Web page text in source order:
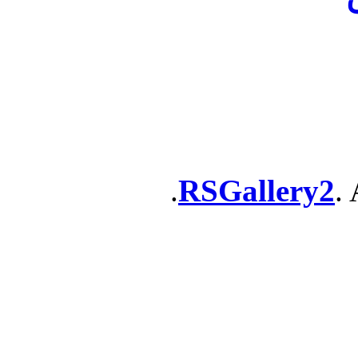
RSGallery2.